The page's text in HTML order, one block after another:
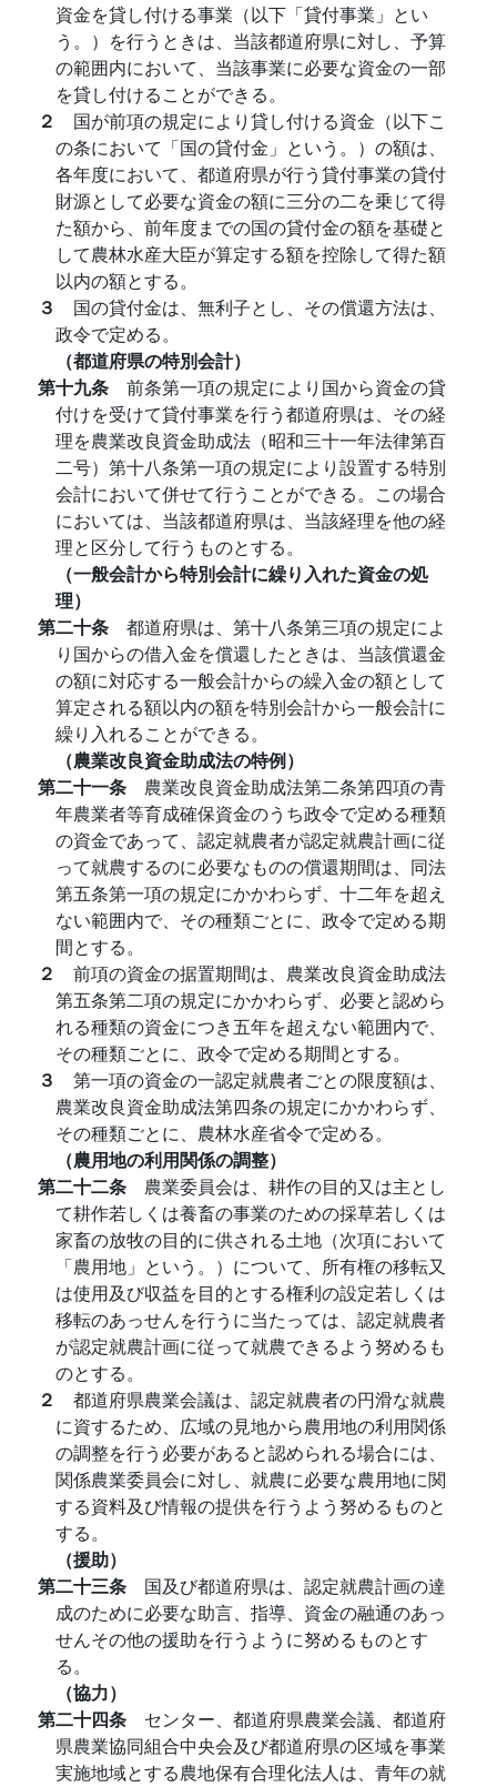
資金を貸し付ける事業（以下「貸付事業」とい
う。）を行うときは、当該都道府県に対し、予算
の範囲内において、当該事業に必要な資金の一部
を貸し付けることができる。
２ 国が前項の規定により貸し付ける資金（以下こ
の条において「国の貸付金」という。）の額は、
各年度において、都道府県が行う貸付事業の貸付
財源として必要な資金の額に三分の二を乗じて得
た額から、前年度までの国の貸付金の額を基礎と
して農林水産大臣が算定する額を控除して得た額
以内の額とする。
３ 国の貸付金は、無利子とし、その償還方法は、
政令で定める。
（都道府県の特別会計）
第十九条 前条第一項の規定により国から資金の貸
付けを受けて貸付事業を行う都道府県は、その経
理を農業改良資金助成法（昭和三十一年法律第百
二号）第十八条第一項の規定により設置する特別
会計において併せて行うことができる。この場合
においては、当該都道府県は、当該経理を他の経
理と区分して行うものとする。
（一般会計から特別会計に繰り入れた資金の処
理）
第二十条 都道府県は、第十八条第三項の規定によ
り国からの借入金を償還したときは、当該償還金
の額に対応する一般会計からの繰入金の額として
算定される額以内の額を特別会計から一般会計に
繰り入れることができる。
（農業改良資金助成法の特例）
第二十一条 農業改良資金助成法第二条第四項の青
年農業者等育成確保資金のうち政令で定める種類
の資金であって、認定就農者が認定就農計画に従
って就農するのに必要なものの償還期間は、同法
第五条第一項の規定にかかわらず、十二年を超え
ない範囲内で、その種類ごとに、政令で定める期
間とする。
２ 前項の資金の据置期間は、農業改良資金助成法
第五条第二項の規定にかかわらず、必要と認めら
れる種類の資金につき五年を超えない範囲内で、
その種類ごとに、政令で定める期間とする。
３ 第一項の資金の一認定就農者ごとの限度額は、
農業改良資金助成法第四条の規定にかかわらず、
その種類ごとに、農林水産省令で定める。
（農用地の利用関係の調整）
第二十二条 農業委員会は、耕作の目的又は主とし
て耕作若しくは養畜の事業のための採草若しくは
家畜の放牧の目的に供される土地（次項において
「農用地」という。）について、所有権の移転又
は使用及び収益を目的とする権利の設定若しくは
移転のあっせんを行うに当たっては、認定就農者
が認定就農計画に従って就農できるよう努めるも
のとする。
２ 都道府県農業会議は、認定就農者の円滑な就農
に資するため、広域の見地から農用地の利用関係
の調整を行う必要があると認められる場合には、
関係農業委員会に対し、就農に必要な農用地に関
する資料及び情報の提供を行うよう努めるものと
する。
（援助）
第二十三条 国及び都道府県は、認定就農計画の達
成のために必要な助言、指導、資金の融通のあっ
せんその他の援助を行うように努めるものとす
る。
（協力）
第二十四条 センター、都道府県農業会議、都道府
県農業協同組合中央会及び都道府県の区域を事業
実施地域とする農地保有合理化法人は、青年の就